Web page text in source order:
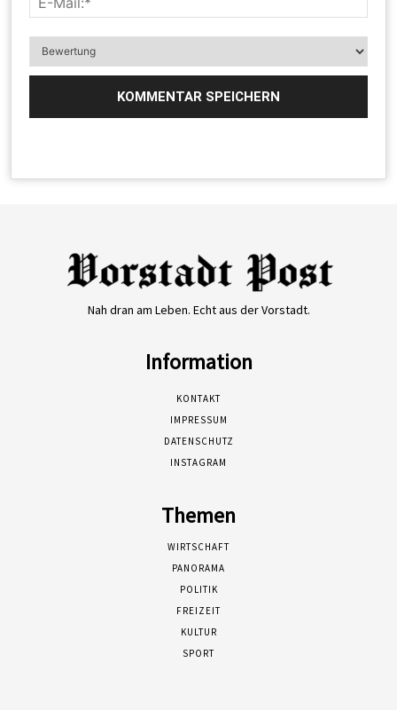
Nah dran am Leben. Echt aus der Vorstadt.
Information
KONTAKT
IMPRESSUM
DATENSCHUTZ
INSTAGRAM
Themen
WIRTSCHAFT
PANORAMA
POLITIK
FREIZEIT
KULTUR
SPORT